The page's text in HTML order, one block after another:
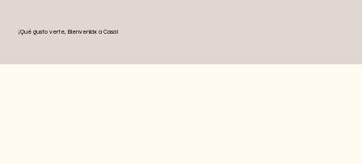
¡Qué gusto verte, Bienvenidx a Casa!